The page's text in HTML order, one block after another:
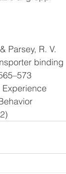
Parsey, R. V.
binding
Experience